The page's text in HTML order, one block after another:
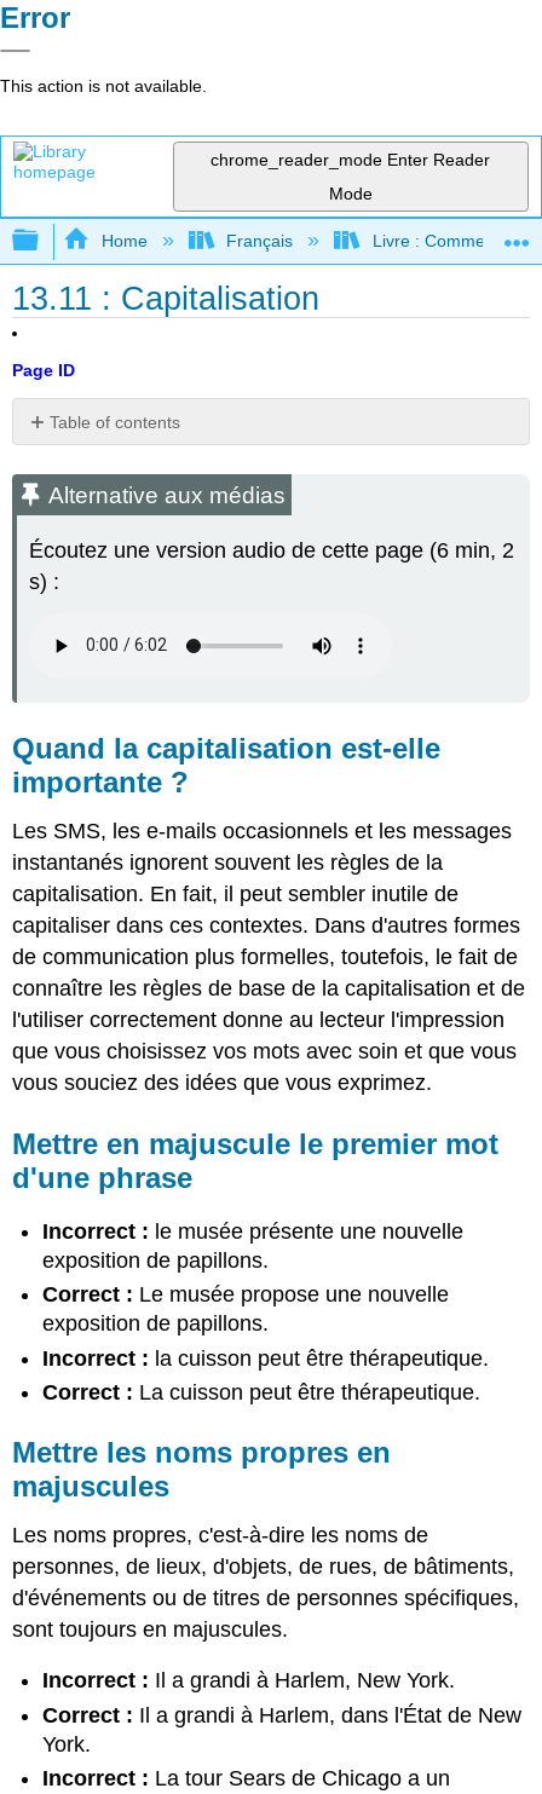
Error
This action is not available.
chrome_reader_mode Enter Reader
Mode
Expand/collapse global hierarchy
Home Français Livre : Comment
13.11 : Capitalisation
Page ID
Table of contents
aux
médias
la
capitalisation
importante ?
le
premier
mot
d'une
phrase
les
noms
propres
majuscules
Capitalisez
les
jours
semaine,
les
de
l'année
et
les
jours
les
Attribution
Alternative aux médias
Écoutez une version audio de cette page (6 min, 2
s) :
Quand la capitalisation est-elle
importante ?
Les SMS, les e-mails occasionnels et les messages
instantanés ignorent souvent les règles de la
capitalisation. En fait, il peut sembler inutile de
capitaliser dans ces contextes. Dans d'autres formes
de communication plus formelles, toutefois, le fait de
connaître les règles de base de la capitalisation et de
l'utiliser correctement donne au lecteur l'impression
que vous choisissez vos mots avec soin et que vous
vous souciez des idées que vous exprimez.
Mettre en majuscule le premier mot
d'une phrase
Incorrect : le musée présente une nouvelle
exposition de papillons.
Correct : Le musée propose une nouvelle
exposition de papillons.
Incorrect : la cuisson peut être thérapeutique.
Correct : La cuisson peut être thérapeutique.
Mettre les noms propres en
majuscules
Les noms propres, c'est-à-dire les noms de
personnes, de lieux, d'objets, de rues, de bâtiments,
d'événements ou de titres de personnes spécifiques,
sont toujours en majuscules.
Incorrect : Il a grandi à Harlem, New York.
Correct : Il a grandi à Harlem, dans l'État de New
York.
Incorrect : La tour Sears de Chicago a un